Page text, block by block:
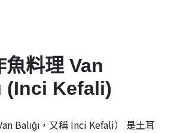
魚料理 Van
(Inci Kefali)
Balığı，又稱 Inci Kefali） 是土耳